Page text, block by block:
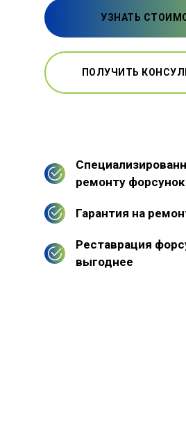
УЗНАТЬ
ПОЛУЧИТЬ
ремонту форсунок
Гарантия на
Реставрация
выгоднее